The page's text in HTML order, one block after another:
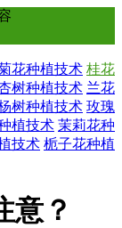
花种植技术 桂花
树种植技术 兰花
树种植技术 玫瑰
植技术 茉莉花种
技术 栀子花种植
意？